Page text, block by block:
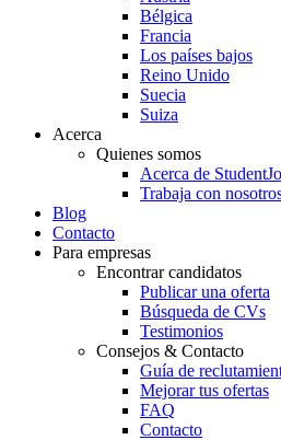
Bélgica
Francia
Los países bajos
Reino Unido
Suecia
Suiza
Acerca
Quienes somos
Acerca de
Trabaja con
Blog
Contacto
Para empresas
Encontrar candidatos
Publicar una oferta
Búsqueda de CVs
Testimonios
Consejos & Contacto
Guía de
Mejorar tus ofertas
FAQ
Contacto